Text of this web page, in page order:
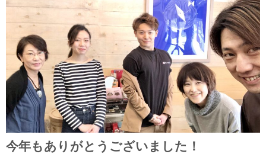
今年もありがとうございました！